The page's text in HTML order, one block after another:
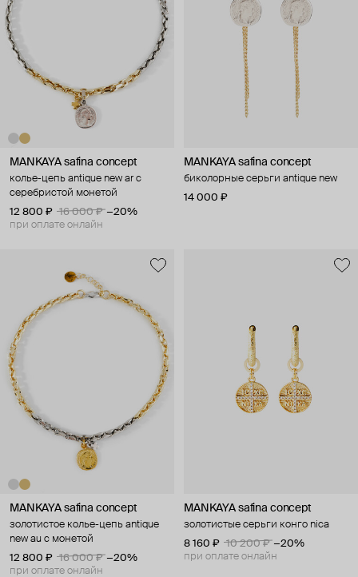
MANKAYA safina concept
колье-цепь antique new ar с
серебристой монетой
12 800 ₽
16 000 ₽ −20%
при оплате онлайн
MANKAYA safina concept
биколорные серьги antique new
14 000 ₽
MANKAYA safina concept
золотистое колье-цепь antique
new au с монетой
12 800 ₽
16 000 ₽ −20%
при оплате онлайн
MANKAYA safina concept
золотистые серьги конго nica
8 160 ₽
10 200 ₽ −20%
при оплате онлайн